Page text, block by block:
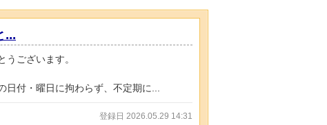
...
ございます。
付・曜日に拘わらず、不定期に...
登録日 2026.05.29 14:31